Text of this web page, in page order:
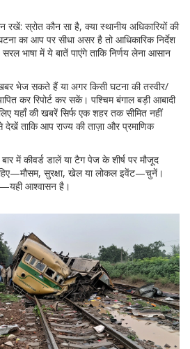
स्रोत कौन सा है, क्या स्थानीय अधिकारियों की
का आप पर सीधा असर है तो आधिकारिक निर्देश
भाषा में ये बातें पाएंगे ताकि निर्णय लेना आसान
भेज सकते हैं या अगर किसी घटना की तस्वीर/
कर रिपोर्ट कर सकें। पश्चिम बंगाल बड़ी आबादी
यहाँ की खबरें सिर्फ एक शहर तक सीमित नहीं
ताकि आप राज्य की ताज़ा और प्रमाणिक
में कीवर्ड डालें या टैग पेज के शीर्ष पर मौजूद
सुरक्षा, खेल या लोकल इवेंट—चुनें।
आश्वासन है।